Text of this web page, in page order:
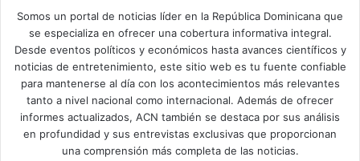
Somos un portal de noticias líder en la República Dominicana que
se especializa en ofrecer una cobertura informativa integral.
Desde eventos políticos y económicos hasta avances científicos y
noticias de entretenimiento, este sitio web es tu fuente confiable
para mantenerse al día con los acontecimientos más relevantes
tanto a nivel nacional como internacional. Además de ofrecer
informes actualizados, ACN también se destaca por sus análisis
en profundidad y sus entrevistas exclusivas que proporcionan
una comprensión más completa de las noticias.